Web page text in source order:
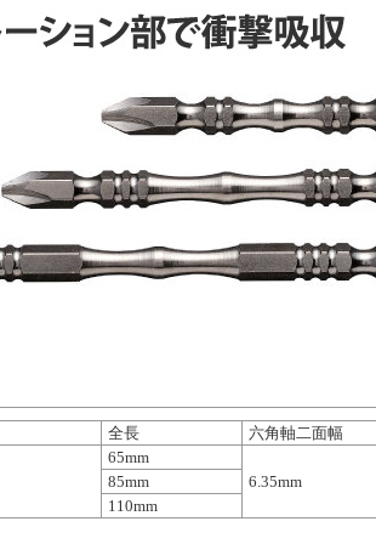
全長 六角軸二面幅
65mm
6.35mm
85mm
110mm